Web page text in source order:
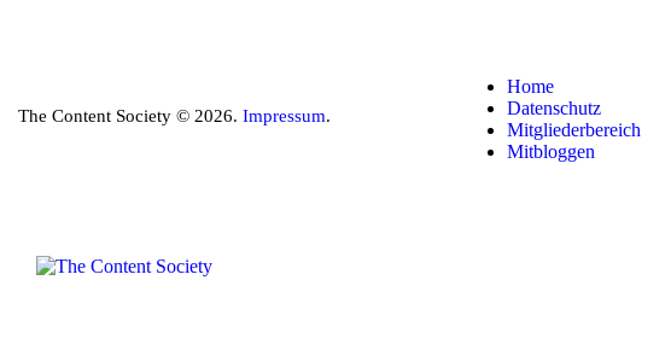
The Content Society © 2026. Impressum.
Home
Datenschutz
Mitgliederbereich
Mitbloggen